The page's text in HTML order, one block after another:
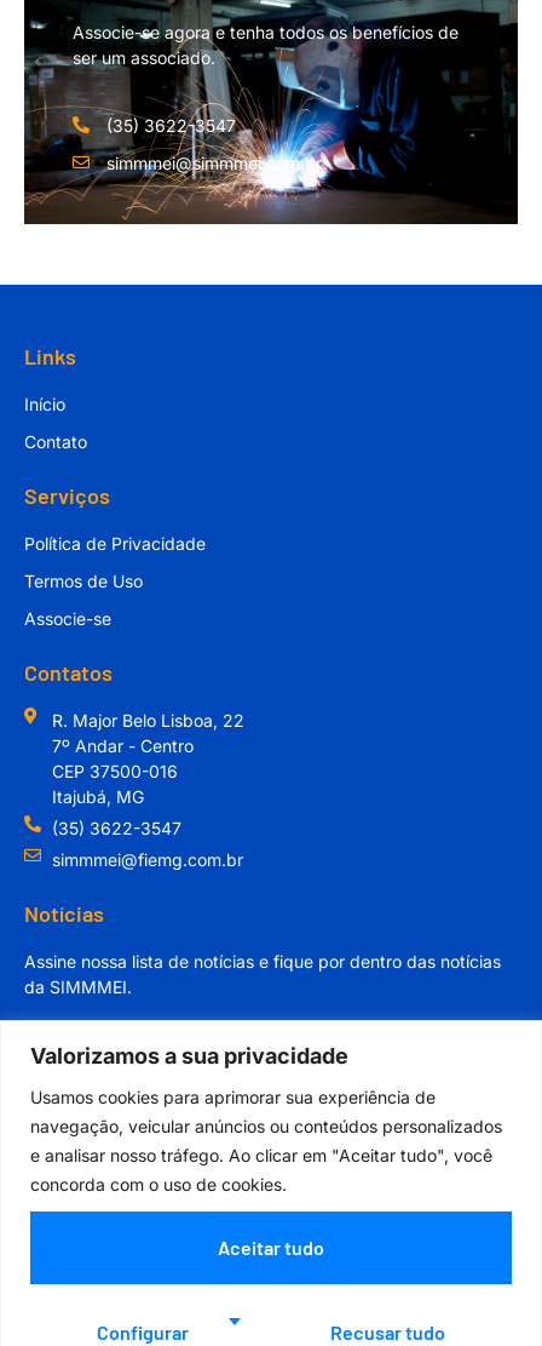
Valorizamos a sua privacidade
Usamos cookies para aprimorar sua experiência de
navegação, veicular anúncios ou conteúdos personalizados
e analisar nosso tráfego. Ao clicar em "Aceitar tudo", você
concorda com o uso de cookies.
Configurar Recusar tudo
Aceitar tudo
Associe-se agora e tenha todos os benefícios de
ser um associado.
(35) 3622-3547
simmmei@simmmei.com.br
Links
Início
Contato
Serviços
Política de Privacidade
Termos de Uso
Associe-se
Contatos
R. Major Belo Lisboa, 22
7º Andar - Centro
CEP 37500-016
Itajubá, MG
(35) 3622-3547
simmmei@fiemg.com.br
Notícias
Assine nossa lista de notícias e fique por dentro das notícias
da SIMMMEI.
Cadastrar